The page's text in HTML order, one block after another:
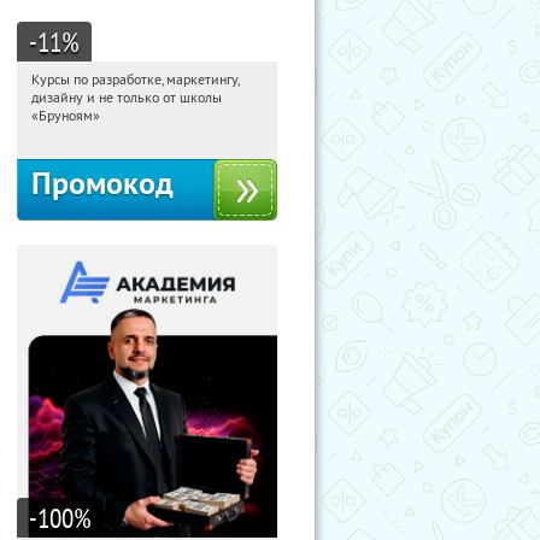
-11%
07:05:11
Получи первым!
Россия
Курсы по разработке, маркетингу,
дизайну и не только от школы
«Бруноям»
Промокод
-100%